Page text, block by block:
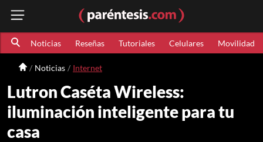
Noticias Reseñas Tutoriales Celulares Movilidad
Noticias Internet
Lutron Caséta Wireless:
iluminación inteligente para tu
casa